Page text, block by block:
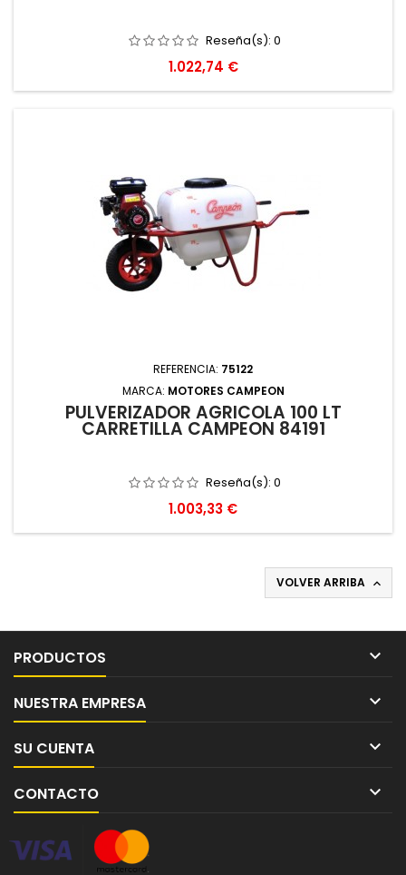
Reseña(s): 0
Precio
1.022,74 €
REFERENCIA: 75122
MARCA: MOTORES CAMPEON
PULVERIZADOR AGRICOLA 100 LT
CARRETILLA CAMPEON 84191
Reseña(s): 0
Precio
1.003,33 €
VOLVER ARRIBA 
PRODUCTOS 
NUESTRA EMPRESA 
SU CUENTA 
CONTACTO 